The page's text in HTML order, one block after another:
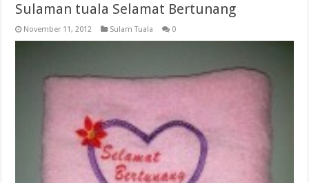
Sulaman tuala Selamat Bertunang
November 11, 2012 Sulam Tuala 0